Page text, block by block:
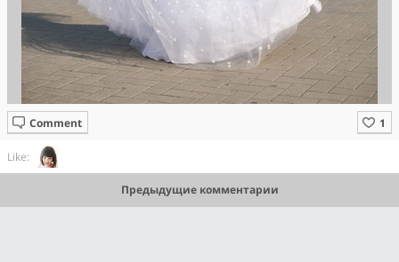
Comment
Like:
Предыдущие комментарии